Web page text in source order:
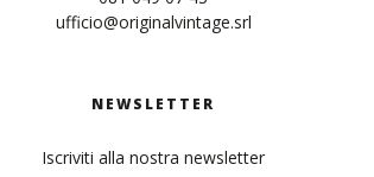
ufficio@originalvintage.srl
NEWSLETTER
Iscriviti alla nostra newsletter